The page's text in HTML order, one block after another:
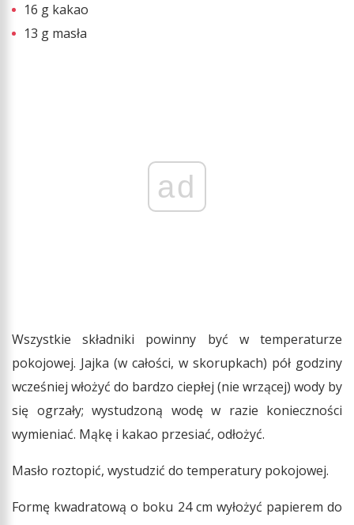
16 g kakao
13 g masła
ad
Wszystkie składniki powinny być w temperaturze
pokojowej. Jajka (w całości, w skorupkach) pół godziny
wcześniej włożyć do bardzo ciepłej (nie wrzącej) wody by
się ogrzały; wystudzoną wodę w razie konieczności
wymieniać. Mąkę i kakao przesiać, odłożyć.
Masło roztopić, wystudzić do temperatury pokojowej.
Formę kwadratową o boku 24 cm wyłożyć papierem do